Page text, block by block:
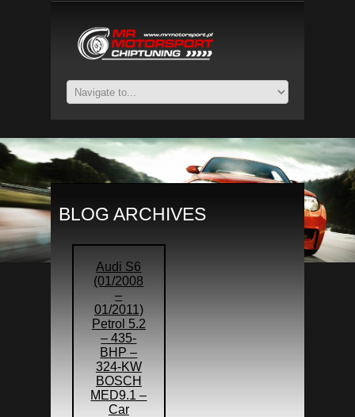
BLOG ARCHIVES
Audi S6
(01/2008
–
01/2011)
Petrol 5.2
– 435-
BHP –
324-KW
BOSCH
MED9.1 –
Car